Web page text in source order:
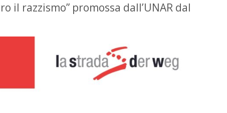
il razzismo” promossa dall’UNAR dal